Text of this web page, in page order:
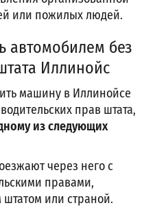
или пожилых людей.
автомобилем без
Иллинойс
машину в Иллинойсе
прав штата,
из следующих
через него с
правами,
или страной.